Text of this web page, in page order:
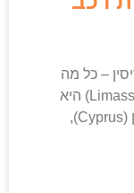
– כל מה
שחשוב לדעת לפני שנוחתים לימסול (Limassol) היא
אחת הערים המבוקשות ביותר בקפריסין (Cyprus),